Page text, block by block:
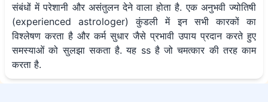
संबंधों में परेशानी और असंतुलन देने वाला होता है. एक अनुभवी ज्योतिषी
(experienced astrologer) कुंडली में इन सभी कारकों का
विश्लेषण करता है और कर्म सुधार जैसे प्रभावी उपाय प्रदान करते हुए
समस्याओं को सुलझा सकता है. यह ss है जो चमत्कार की तरह काम
करता है.